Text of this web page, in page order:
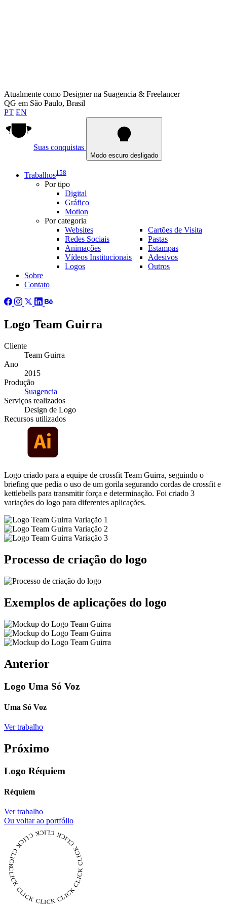
Atualmente como Designer na Suagencia & Freelancer
QG em São Paulo, Brasil
PT EN
Suas conquistas
Modo escuro desligado
Trabalhos158
Por tipo
Digital
Gráfico
Motion
Por categoria
Websites
Redes Sociais
Animações
Vídeos Institucionais
Logos
Cartões de Visita
Pastas
Estampas
Adesivos
Outros
Sobre
Contato
Logo Team Guirra
Cliente
Team Guirra
Ano
2015
Produção
Suagencia
Serviços realizados
Design de Logo
Recursos utilizados
Logo criado para a equipe de crossfit Team Guirra, seguindo o
briefing que pedia o uso de um gorila segurando cordas de crossfit e
kettlebells para transmitir força e determinação. Foi criado 3
variações do logo para diferentes aplicações.
Processo de criação do logo
Exemplos de aplicações do logo
Anterior
Logo Uma Só Voz
Uma Só Voz
Ver trabalho
Próximo
Logo Réquiem
Réquiem
Ver trabalho
Ou voltar ao portfólio
CLICK CLICK CLICK CLICK CLICK CLICK CLICK CLICK CLICK CLICK CLICK